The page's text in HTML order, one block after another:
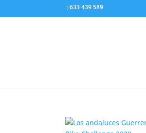
633 439 589